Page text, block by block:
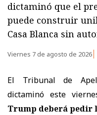
dictaminó que el
puede construir
Casa Blanca sin
Viernes 7 de agosto de 2026
El Tribunal de
dictaminó este
Trump deberá pedir